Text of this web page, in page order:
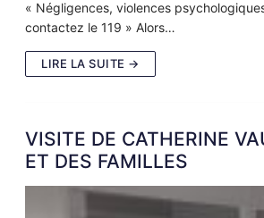
« Négligences, violences
contactez le 119 » Alors…
LIRE LA SUITE →
VISITE DE CATHERINE
ET DES FAMILLES